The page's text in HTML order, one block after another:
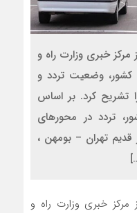
مرکز خبری وزارت راه و
کشور، وضعیت تردد و
تشریح کرد. بر اساس
تردد در محورهای
قدیم تهران – بومهن ،
مرکز خبری وزارت راه و